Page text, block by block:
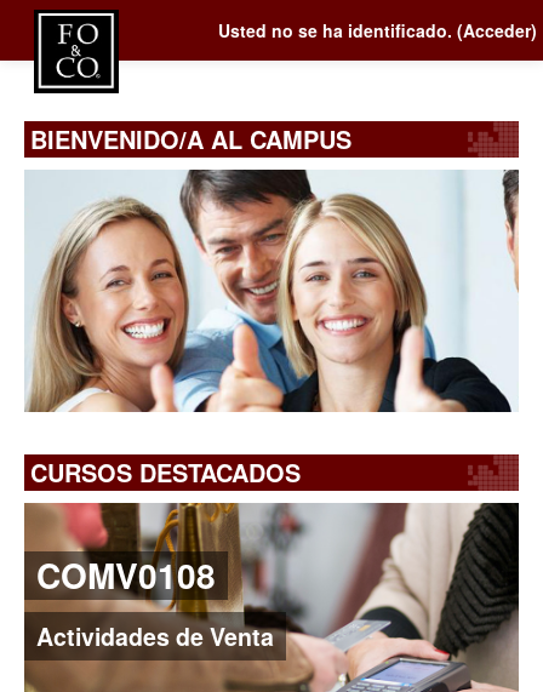
Usted no se ha identificado. (Acceder)
BIENVENIDO/A AL CAMPUS
CURSOS DESTACADOS
COMV0108
Actividades de Venta